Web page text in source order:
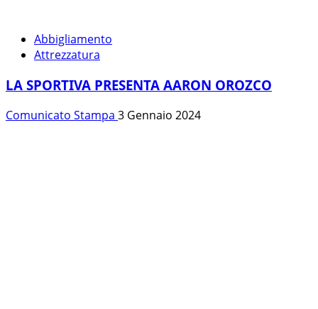
Abbigliamento
Attrezzatura
LA SPORTIVA PRESENTA AARON OROZCO
Comunicato Stampa 3 Gennaio 2024